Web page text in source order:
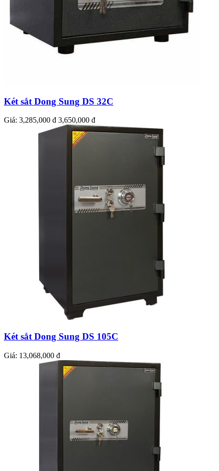
Két sắt Dong Sung DS 32C
Giá: 3,285,000 đ 3,650,000 đ
Két sắt Dong Sung DS 105C
Giá: 13,068,000 đ